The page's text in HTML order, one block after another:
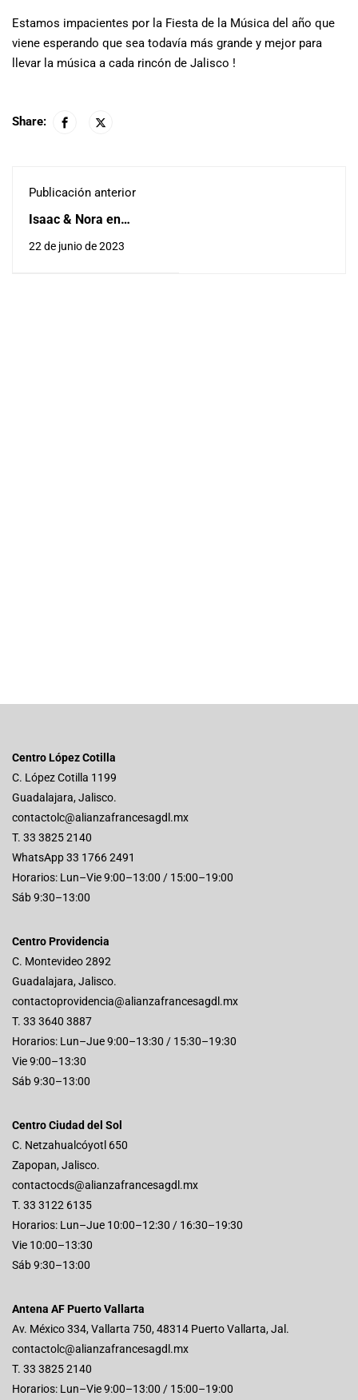
Estamos impacientes por la Fiesta de la Música del año que
viene esperando que sea todavía más grande y mejor para
llevar la música a cada rincón de Jalisco !
Share:
Publicación anterior
Isaac & Nora en
22 de junio de 2023
Centro López Cotilla
C. López Cotilla 1199
Guadalajara, Jalisco.
contactolc@alianzafrancesagdl.mx
T. 33 3825 2140
WhatsApp33 1766 2491
Horarios: Lun–Vie 9:00–13:00 / 15:00–19:00
Sáb 9:30–13:00
Centro Providencia
C. Montevideo 2892
Guadalajara, Jalisco.
contactoprovidencia@alianzafrancesagdl.mx
T. 33 3640 3887
Horarios: Lun–Jue 9:00–13:30 / 15:30–19:30
Vie 9:00–13:30
Sáb 9:30–13:00
Centro Ciudad del Sol
C. Netzahualcóyotl 650
Zapopan, Jalisco.
contactocds@alianzafrancesagdl.mx
T. 33 3122 6135
Horarios: Lun–Jue 10:00–12:30 / 16:30–19:30
Vie 10:00–13:30
Sáb 9:30–13:00
Antena AF Puerto Vallarta
Av. México 334, Vallarta 750, 48314 Puerto Vallarta, Jal.
contactolc@alianzafrancesagdl.mx
T. 33 3825 2140
Horarios: Lun–Vie 9:00–13:00 / 15:00–19:00